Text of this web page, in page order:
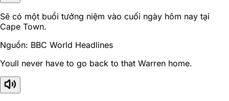
Sẽ có một buổi tưởng niệm vào cuối ngày hôm nay tại
Cape Town.
Nguồn: BBC World Headlines
Youll never have to go back to that Warren home.